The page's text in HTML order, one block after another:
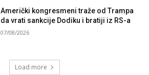
Američki kongresmeni traže od Trampa
da vrati sankcije Dodiku i bratiji iz RS-a
07/08/2026
Load more